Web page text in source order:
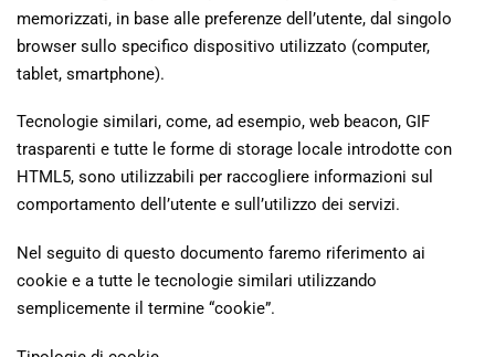
memorizzati, in base alle preferenze dell’utente, dal singolo
browser sullo specifico dispositivo utilizzato (computer,
tablet, smartphone).
Tecnologie similari, come, ad esempio, web beacon, GIF
trasparenti e tutte le forme di storage locale introdotte con
HTML5, sono utilizzabili per raccogliere informazioni sul
comportamento dell’utente e sull’utilizzo dei servizi.
Nel seguito di questo documento faremo riferimento ai
cookie e a tutte le tecnologie similari utilizzando
semplicemente il termine “cookie”.